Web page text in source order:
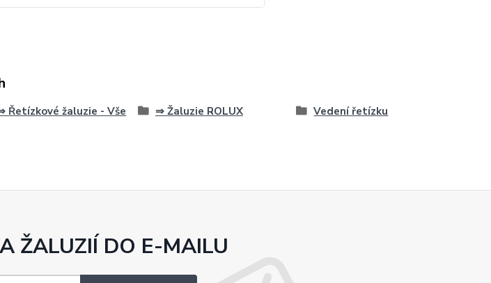
Řetízkové žaluzie - Vše ⇒ Žaluzie ROLUX Vedení řetízku
ŽALUZIÍ DO E-MAILU